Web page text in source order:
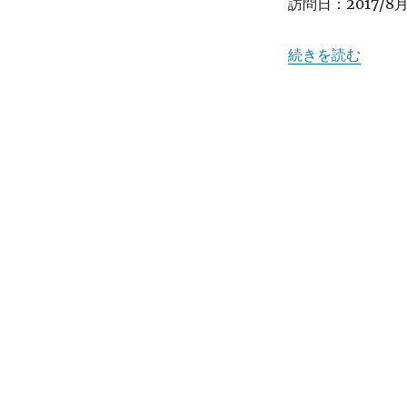
“【長野】軽井沢
続きを読む